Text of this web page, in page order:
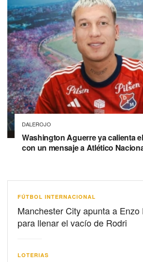
DALEROJO
Washington Aguerre ya calienta
con un mensaje a Atlético
FÚTBOL INTERNACIONAL
Manchester City apunta a Enzo
para llenar el vacío de Rodri
LOTERIAS